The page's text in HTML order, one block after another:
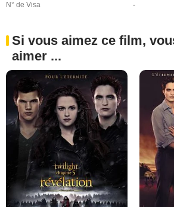
N° de Visa
-
Si vous aimez ce film,
aimer ...